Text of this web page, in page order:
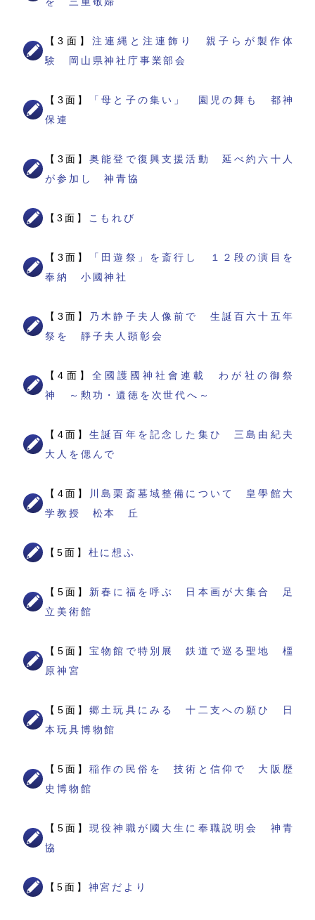
【3面】 注連縄と注連飾り 親子らが製作体
験 岡山県神社庁事業部会
【3面】
「母と子の集い」 園児の舞も 都神
保連
【3面】奥能登で復興支援活動 延べ約六十人
が参加し 神青協
【3面】 こもれび
【3面】
「田遊祭」を斎行し １２段の演目を
奉納 小國神社
【3面】
乃木静子夫人像前で 生誕百六十五年
祭を 靜子夫人顕彰会
【4面】 全國護國神社會連載 わが社の御祭
神 ～勲功・遺徳を次世代へ～
【4面】生誕百年を記念した集ひ 三島由紀夫
大人を偲んで
【4面】
川島栗斎墓域整備について 皇學館大
学教授 松本 丘
【5面】 杜に想ふ
【5面】 新春に福を呼ぶ 日本画が大集合 足
立美術館
【5面】宝物館で特別展 鉄道で巡る聖地 橿
原神宮
【5面】郷土玩具にみる 十二支への願ひ 日
本玩具博物館
【5面】稲作の民俗を 技術と信仰で 大阪歴
史博物館
【5面】現役神職が國大生に奉職説明会 神青
協
【5面】 神宮だより